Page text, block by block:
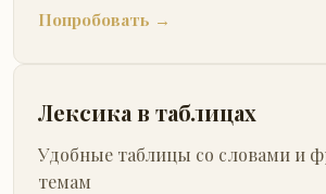
Попробовать →
Лексика в таблицах
Удобные таблицы со словами и
темам